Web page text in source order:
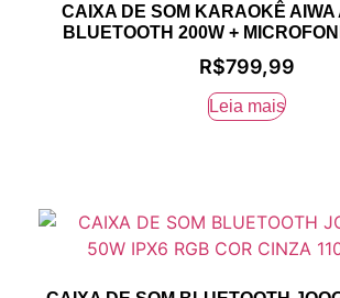
CAIXA DE SOM KARAOKÊ AIWA
BLUETOOTH 200W +
R$799,99
Leia mais